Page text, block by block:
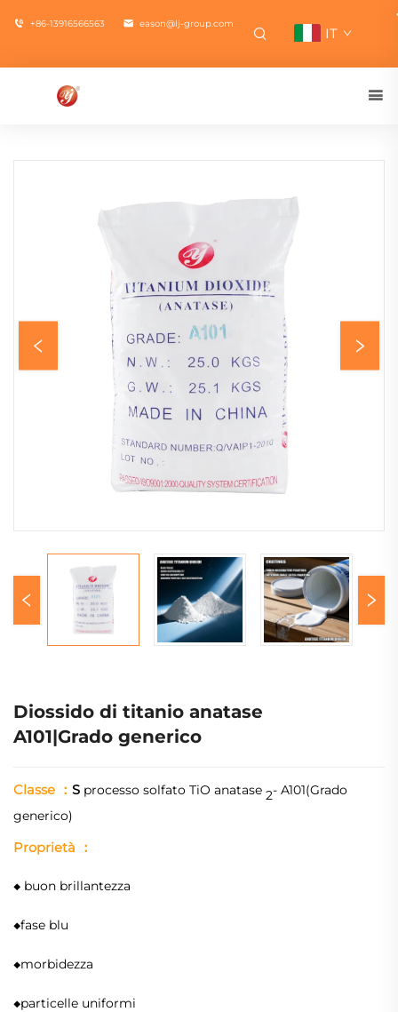
+86-13916566563 eason@lj-group.com
IT
Diossido di titanio anatase
A101|Grado generico
Classe ： S processo solfato TiO anatase 2- A101(Grado
generico)
Proprietà
：
◆ buon brillantezza
◆fase blu
◆morbidezza
◆particelle uniformi